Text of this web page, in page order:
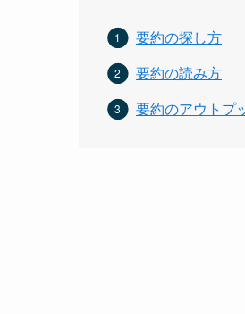
要約の探し方
要約の読み方
要約のアウトプ